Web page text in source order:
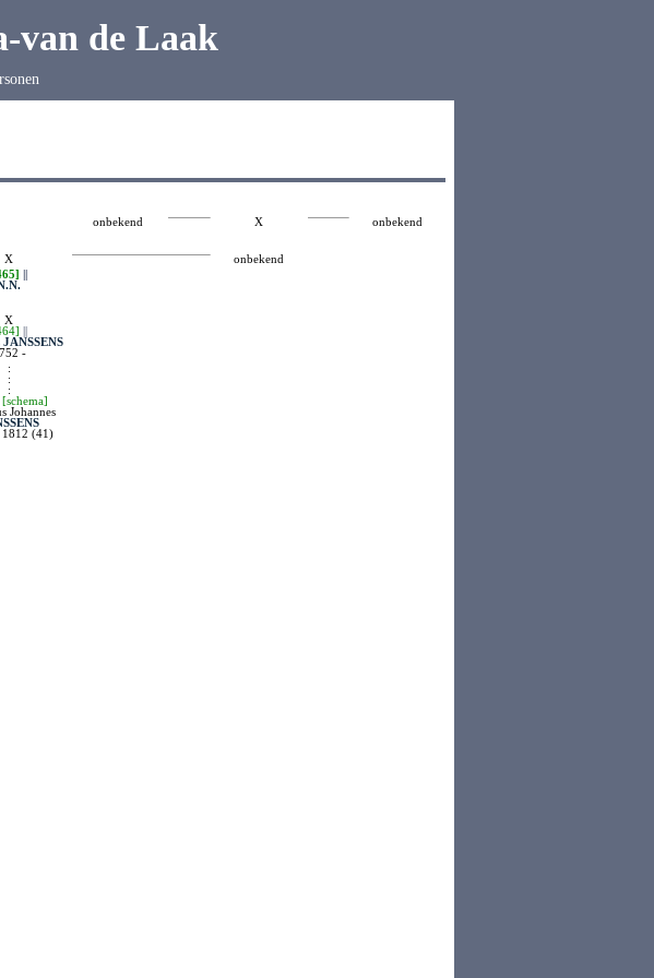
van de Laak
onbekend X onbekend
X
onbekend
||
X
||
JANSSENS
-
:
:
:
[schema]
Johannes
1812 (41)